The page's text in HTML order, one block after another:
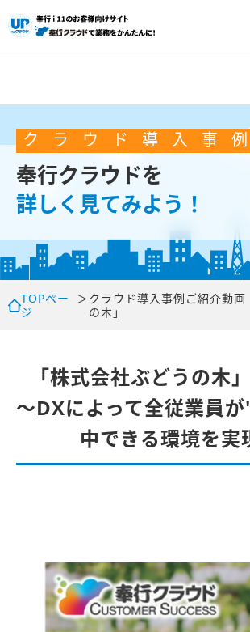
ク ラ ウ ド 導 入 事 例
奉行クラウドを
詳しく見てみよう！
TOPペー
ジ
＞ クラウド 導入事例ご紹介動画
の木」
「株式会社ぶどうの木
～DXによって全従業員
中できる環境を実